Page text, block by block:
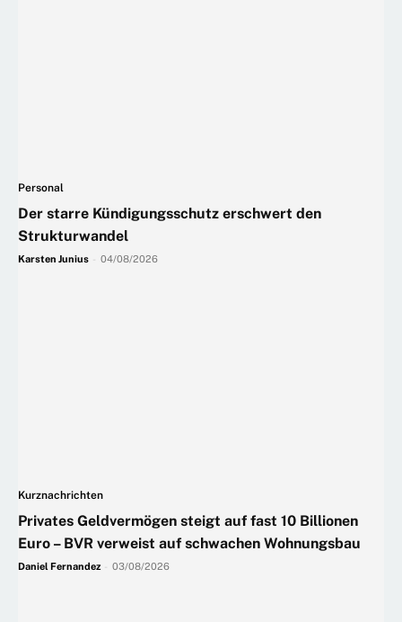
Personal
Der starre Kündigungsschutz erschwert den
Strukturwandel
Karsten Junius 04/08/2026
Kurznachrichten
Privates Geldvermögen steigt auf fast 10 Billionen
Euro – BVR verweist auf schwachen Wohnungsbau
Daniel Fernandez 03/08/2026